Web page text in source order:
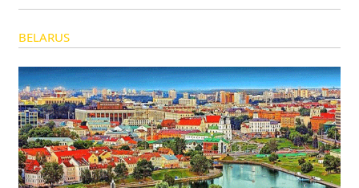
BELARUS